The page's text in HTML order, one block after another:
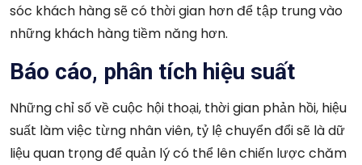
sóc khách hàng sẽ có thời gian hơn để tập trung vào
những khách hàng tiềm năng hơn.
Báo cáo, phân tích hiệu suất
Những chỉ số về cuộc hội thoại, thời gian phản hồi, hiệu
suất làm việc từng nhân viên, tỷ lệ chuyển đổi sẽ là dữ
liệu quan trọng để quản lý có thể lên chiến lược chăm